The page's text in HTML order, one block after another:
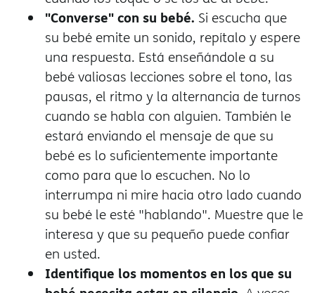
"Converse" con su bebé. Si escucha que
su bebé emite un sonido, repítalo y espere
una respuesta. Está enseñándole a su
bebé valiosas lecciones sobre el tono, las
pausas, el ritmo y la alternancia de turnos
cuando se habla con alguien. También le
estará enviando el mensaje de que su
bebé es lo suficientemente importante
como para que lo escuchen. No lo
interrumpa ni mire hacia otro lado cuando
su bebé le esté "hablando". Muestre que le
interesa y que su pequeño puede confiar
en usted.
Identifique los momentos en los que su